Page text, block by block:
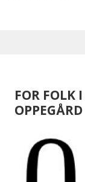
FOR FOLK
OPPEGÅRD